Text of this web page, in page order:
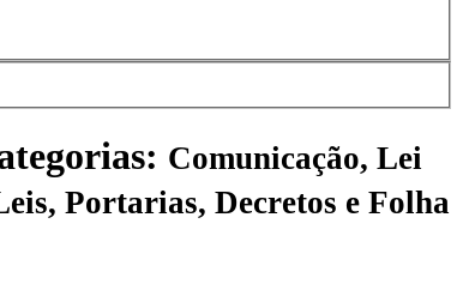
Comunicação, Lei
Portarias, Decretos e Folha